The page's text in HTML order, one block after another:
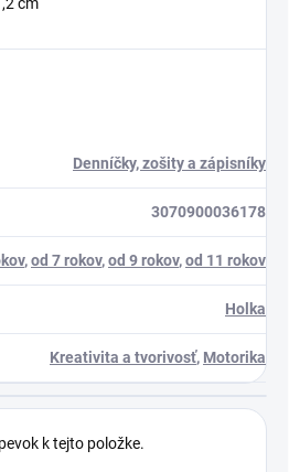
Denníčky, zošity a zápisníky
3070900036178
,od 7 rokov,od 9 rokov,od 11 rokov
Holka
Kreativita a tvorivosť, Motorika
k tejto položke.